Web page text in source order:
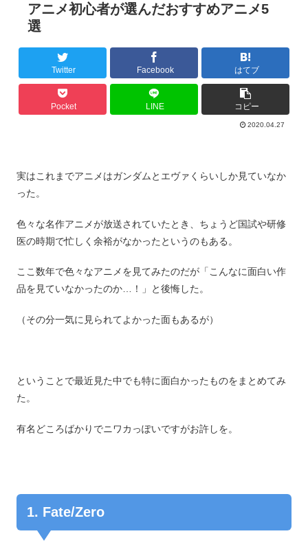
アニメ初心者が選んだおすすめアニメ5
選
Twitter Facebook はてブ
Pocket LINE コピー
2020.04.27
実はこれまでアニメはガンダムとエヴァくらいしか見ていなか
った。
色々な名作アニメが放送されていたとき、ちょうど国試や研修
医の時期で忙しく余裕がなかったというのもある。
ここ数年で色々なアニメを見てみたのだが「こんなに面白い作
品を見ていなかったのか…！」と後悔した。
（その分一気に見られてよかった面もあるが）
ということで最近見た中でも特に面白かったものをまとめてみ
た。
有名どころばかりでニワカっぽいですがお許しを。
1. Fate/Zero